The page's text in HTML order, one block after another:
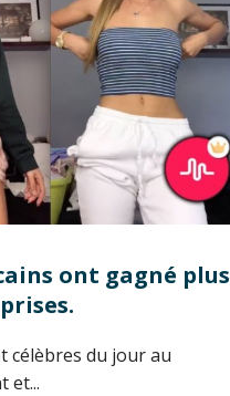
ont gagné plus
célèbres du jour au
et...